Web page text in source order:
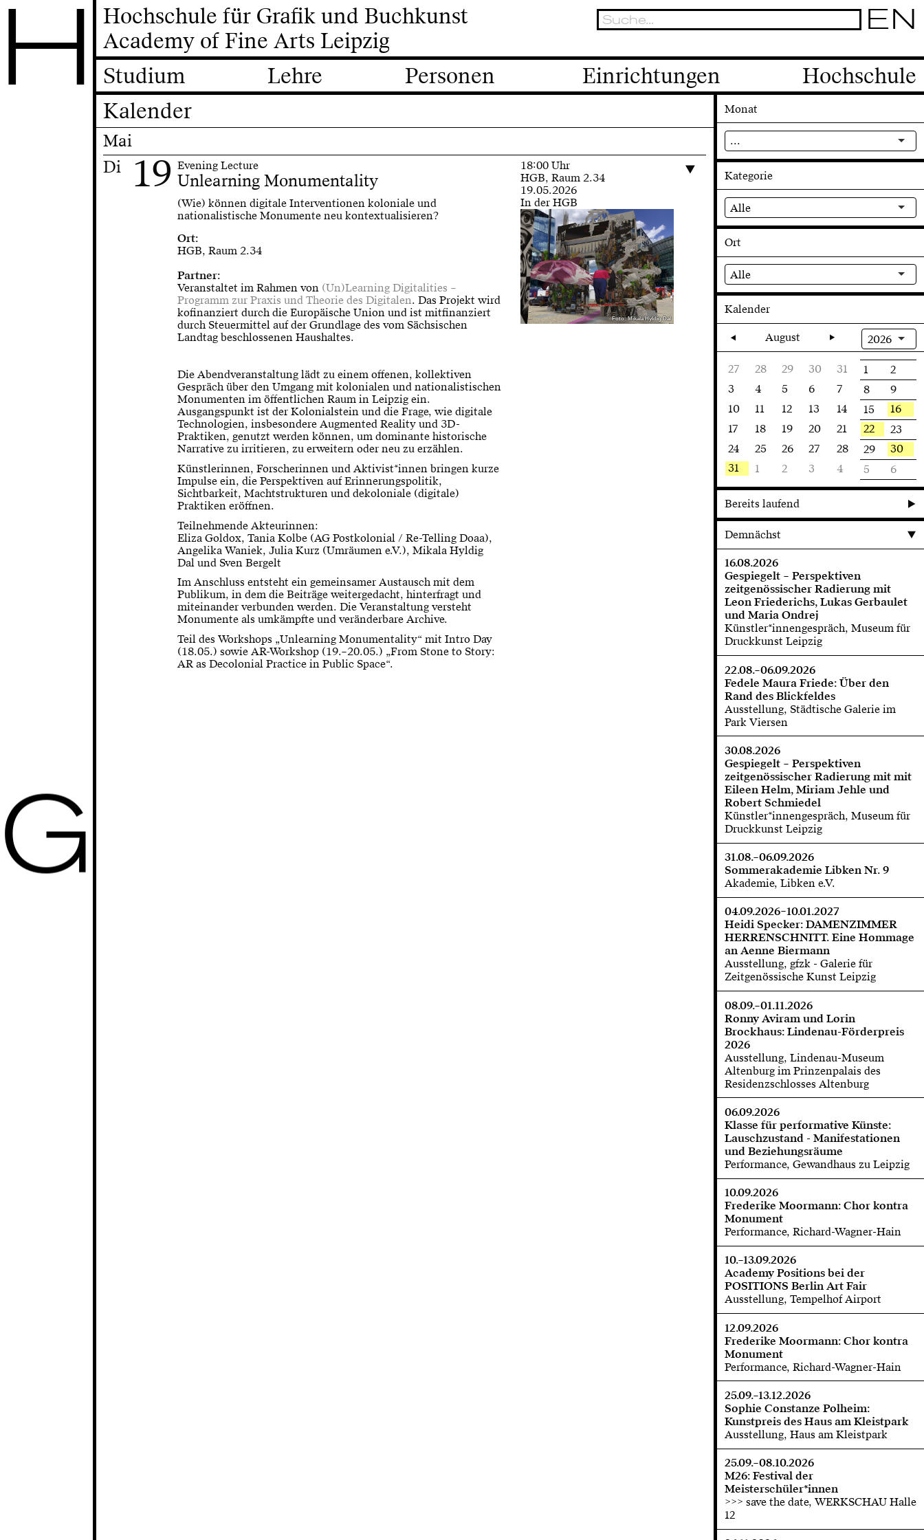
H
G
Hochschule für Grafik und Buchkunst
Academy of Fine Arts Leipzig
EN
Studium Lehre Personen Einrichtungen
Hochschule
Kalender
Mai
Di
19 Evening Lecture
Unlearning Monumentality
(Wie) können digitale Interventionen koloniale und
nationalistische Monumente neu kontextualisieren?
Ort:
HGB, Raum 2.34
Partner:
Veranstaltet im Rahmen von (Un)Learning Digitalities –
Programm zur Praxis und Theorie des Digitalen. Das Projekt wird
kofinanziert durch die Europäische Union und ist mitfinanziert
durch Steuermittel auf der Grundlage des vom Sächsischen
Landtag beschlossenen Haushaltes.
Die Abendveranstaltung lädt zu einem offenen, kollektiven
Gespräch über den Umgang mit kolonialen und nationalistischen
Monumenten im öffentlichen Raum in Leipzig ein.
Ausgangspunkt ist der Kolonialstein und die Frage, wie digitale
Technologien, insbesondere Augmented Reality und 3D-
Praktiken, genutzt werden können, um dominante historische
Narrative zu irritieren, zu erweitern oder neu zu erzählen.
Künstlerinnen, Forscherinnen und Aktivist*innen bringen kurze
Impulse ein, die Perspektiven auf Erinnerungspolitik,
Sichtbarkeit, Machtstrukturen und dekoloniale (digitale)
Praktiken eröffnen.
Teilnehmende Akteurinnen:
Eliza Goldox, Tania Kolbe (AG Postkolonial / Re-Telling Doaa),
Angelika Waniek, Julia Kurz (Umräumen e.V.), Mikala Hyldig
Dal und Sven Bergelt
Im Anschluss entsteht ein gemeinsamer Austausch mit dem
Publikum, in dem die Beiträge weitergedacht, hinterfragt und
miteinander verbunden werden. Die Veranstaltung versteht
Monumente als umkämpfte und veränderbare Archive.
Teil des Workshops „Unlearning Monumentality“ mit Intro Day
(18.05.) sowie AR-Workshop (19.–20.05.) „From Stone to Story:
AR as Decolonial Practice in Public Space“.
18:00 Uhr
HGB, Raum 2.34
19.05.2026
In der HGB
Foto: Mikala Hyldig Dal
Monat
...
Kategorie
Alle
Ort
Alle
Kalender
2026
August
27 28 29 30 31 1
2
3
4 5 6 7 8
9
10
11 12 13 14 15
16
17
18 19 20 21 22
23
24
25 26 27 28 29
30
31
1 2 3 4 5 6
Bereits laufend
Demnächst
16.08.2026
Gespiegelt – Perspektiven
zeitgenössischer Radierung mit
Leon Friederichs, Lukas Gerbaulet
und Maria Ondrej
Künstler*innengespräch, Museum für
Druckkunst Leipzig
22.08.–06.09.2026
Fedele Maura Friede: Über den
Rand des Blickfeldes
Ausstellung, Städtische Galerie im
Park Viersen
30.08.2026
Gespiegelt – Perspektiven
zeitgenössischer Radierung mit mit
Eileen Helm, Miriam Jehle und
Robert Schmiedel
Künstler*innengespräch, Museum für
Druckkunst Leipzig
31.08.–06.09.2026
Sommerakademie Libken Nr. 9
Akademie, Libken e.V.
04.09.2026–10.01.2027
Heidi Specker: DAMENZIMMER
HERRENSCHNITT. Eine Hommage
an Aenne Biermann
Ausstellung, gfzk - Galerie für
Zeitgenössische Kunst Leipzig
08.09.–01.11.2026
Ronny Aviram und Lorin
Brockhaus: Lindenau-Förderpreis
2026
Ausstellung, Lindenau-Museum
Altenburg im Prinzenpalais des
Residenzschlosses Altenburg
06.09.2026
Klasse für performative Künste:
Lauschzustand - Manifestationen
und Beziehungsräume
Performance, Gewandhaus zu Leipzig
10.09.2026
Frederike Moormann: Chor kontra
Monument
Performance, Richard-Wagner-Hain
10.–13.09.2026
Academy Positions bei der
POSITIONS Berlin Art Fair
Ausstellung, Tempelhof Airport
12.09.2026
Frederike Moormann: Chor kontra
Monument
Performance, Richard-Wagner-Hain
25.09.–13.12.2026
Sophie Constanze Polheim:
Kunstpreis des Haus am Kleistpark
Ausstellung, Haus am Kleistpark
25.09.–08.10.2026
M26: Festival der
Meisterschüler*innen
>>> save the date, WERKSCHAU Halle
12